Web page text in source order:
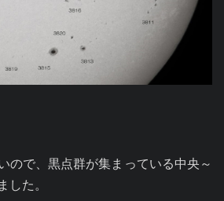
ので、黒点群が集まっている中央～
た。